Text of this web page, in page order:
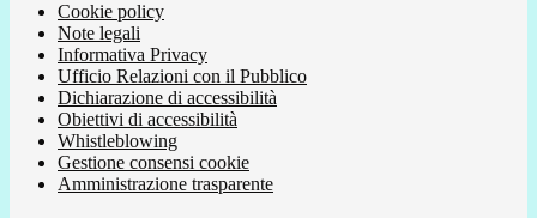
Cookie policy
Note legali
Informativa Privacy
Ufficio Relazioni con il Pubblico
Dichiarazione di accessibilità
Obiettivi di accessibilità
Whistleblowing
Gestione consensi cookie
Amministrazione trasparente